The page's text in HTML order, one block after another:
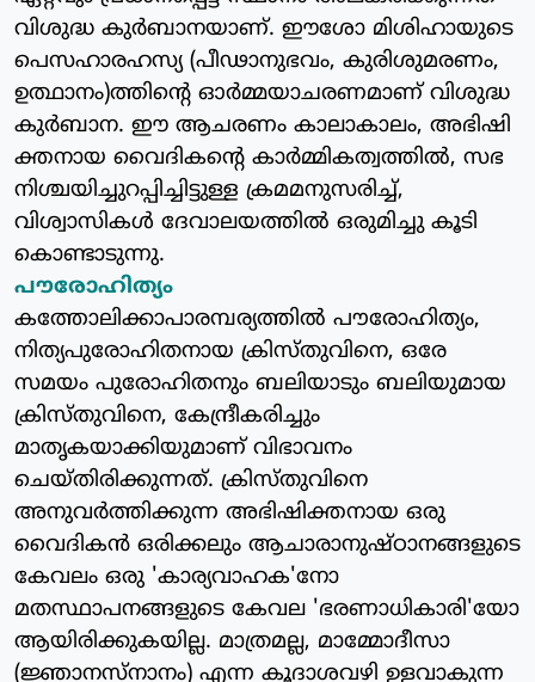
വിശുദ്ധ കുര്‍ബാനയാണ്. ഈശോ മിശിഹായുടെ
പെസഹാരഹസ്യ (പീഢാനുഭവം, കുരിശുമരണം,
ഉത്ഥാനം)ത്തിന്റെ ഓര്‍മ്മയാചരണമാണ് വിശുദ്ധ
കുര്‍ബാന. ഈ ആചരണം കാലാകാലം, അഭിഷി
ക്തനായ വൈദികന്റെ കാര്‍മ്മികത്വത്തില്‍, സഭ
നിശ്ചയിച്ചുറപ്പിച്ചിട്ടുള്ള ക്രമമനുസരിച്ച്,
വിശ്വാസികള്‍ ദേവാലയത്തില്‍ ഒരുമിച്ചു കൂടി
കൊണ്ടാടുന്നു.
പൗരോഹിത്യം
കത്തോലിക്കാപാരമ്പര്യത്തില്‍ പൗരോഹിത്യം,
നിത്യപുരോഹിതനായ ക്രിസ്തുവിനെ, ഒരേ
സമയം പുരോഹിതനും ബലിയാടും ബലിയുമായ
ക്രിസ്തുവിനെ, കേന്ദ്രീകരിച്ചും
മാതൃകയാക്കിയുമാണ് വിഭാവനം
ചെയ്തിരിക്കുന്നത്. ക്രിസ്തുവിനെ
അനുവര്‍ത്തിക്കുന്ന അഭിഷിക്തനായ ഒരു
വൈദികന്‍ ഒരിക്കലും ആചാരാനുഷ്ഠാനങ്ങളുടെ
കേവലം ഒരു 'കാര്യവാഹക'നോ
മതസ്ഥാപനങ്ങളുടെ കേവല 'ഭരണാധികാരി'യോ
ആയിരിക്കുകയില്ല. മാത്രമല്ല, മാമ്മോദീസാ
(ജ്ഞാനസ്‌നാനം) എന്ന കൂദാശവഴി ഉളവാകുന്ന